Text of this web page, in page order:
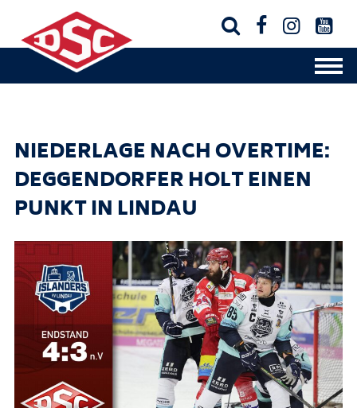
   
NIEDERLAGE NACH OVERTIME:
DEGGENDORFER HOLT EINEN
PUNKT IN LINDAU